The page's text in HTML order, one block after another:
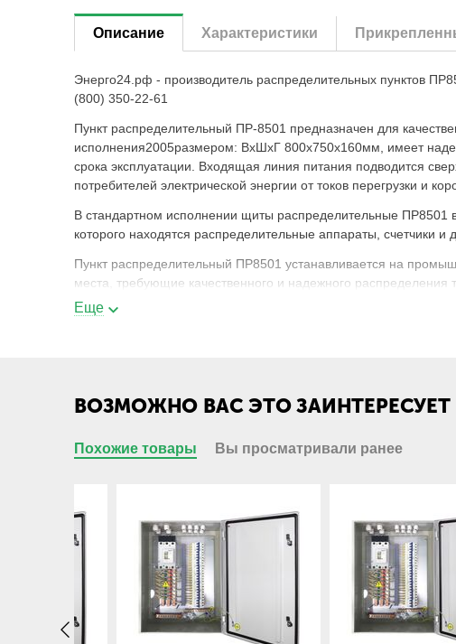
Описание Характеристики
Энерго24.рф - производитель распределительных пунктов
(800) 350-22-61
Пункт распределительный ПР-8501 предназначен для
исполнения2005размером: ВхШхГ 800х750х160мм, имеет
срока эксплуатации. Входящая линия питания подводится
потребителей электрической энергии от токов перегрузки и
В стандартном исполнении щиты распределительные ПР8501
которого находятся распределительные аппараты, счетчики и
Пункт распределительный ПР8501 устанавливается на
места, требующие качественного и надежного распределения
Пункт ПР 8501-xyyy-zz-УХЛ4 - расшифровка и
распределения электроэнергии;
выключателей переменного тока;
Порядковый номер в серии;
Вариант установки:Утопленный-1; Навесной-3;
Еще
ВОЗМОЖНО ВАС ЭТО ЗАИНТЕРЕСУЕТ
Похожие товары Вы просматривали ранее